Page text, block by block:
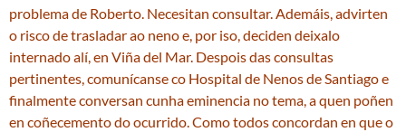
problema de Roberto. Necesitan consultar. Ademáis, advirten
o risco de trasladar ao neno e, por iso, deciden deixalo
internado alí, en Viña del Mar. Despois das consultas
pertinentes, comunícanse co Hospital de Nenos de Santiago e
finalmente conversan cunha eminencia no tema, a quen poñen
en coñecemento do ocurrido. Como todos concordan en que o